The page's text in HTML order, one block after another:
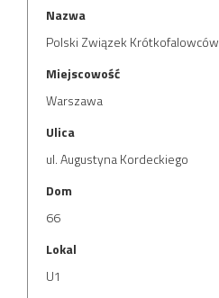
Nazwa
Polski Związek Krótkofalowców
Miejscowość
Warszawa
Ulica
ul. Augustyna Kordeckiego
Dom
66
Lokal
U1